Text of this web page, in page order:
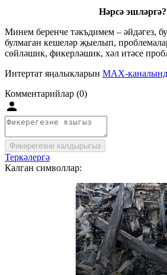
Нәрсә эшләргә?
Минем беренче тәкъдимем – әйдәгез,
булмаган кешеләр җыелып,
сөйләшик, фикерләшик, хәл итәсе
Интертат яңалыкларын MAX-
Комментарийлар (0)
Фикерегезне калдырыгыз
Теркәлергә
Калган символлар: